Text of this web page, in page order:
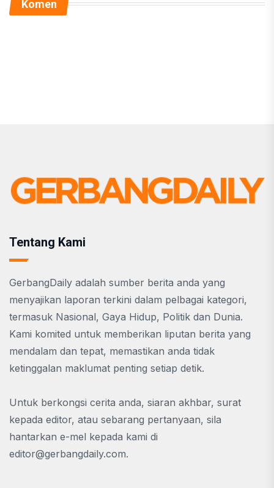
Komen
Tentang Kami
GerbangDaily adalah sumber berita anda yang
menyajikan laporan terkini dalam pelbagai kategori,
termasuk Nasional, Gaya Hidup, Politik dan Dunia.
Kami komited untuk memberikan liputan berita yang
mendalam dan tepat, memastikan anda tidak
ketinggalan maklumat penting setiap detik.
Untuk berkongsi cerita anda, siaran akhbar, surat
kepada editor, atau sebarang pertanyaan, sila
hantarkan e-mel kepada kami di
editor@gerbangdaily.com.